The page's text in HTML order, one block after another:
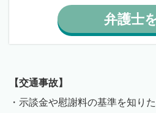
弁護士
【交通事故】
・示談金や慰謝料の基準を知り